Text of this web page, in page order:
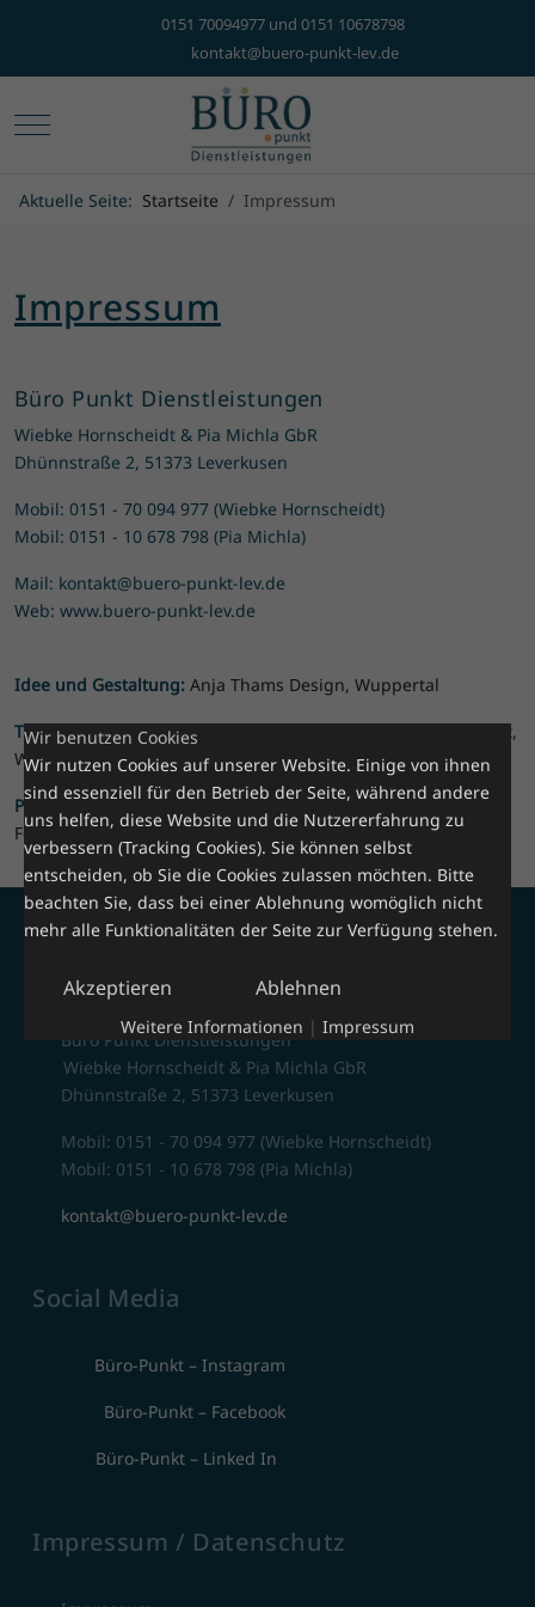
0151 70094977 und 0151 10678798
kontakt@buero-punkt-lev.de
Mobile Menu Toggle
Aktuelle Seite: Startseite Impressum
Impressum
Büro Punkt Dienstleistungen
Wiebke Hornscheidt & Pia Michla GbR
Dhünnstraße 2, 51373 Leverkusen
Mobil: 0151 - 70 094 977 (Wiebke Hornscheidt)
Mobil: 0151 - 10 678 798 (Pia Michla)
Mail: kontakt@buero-punkt-lev.de
Web: www.buero-punkt-lev.de
Idee und Gestaltung: Anja Thams Design, Wuppertal
Technische Umsetzung und Programmierung: Wolfgang Kraft,
Webdesign und Werbefotografie, Wuppertal
Portraitfotografien : Maria Holzweissig, Farbberatung und
Fotografie, Leichlingen (Rhld.)
Jetzt Kontakt aufnehmen
Büro Punkt Dienstleistungen
Wiebke Hornscheidt & Pia Michla GbR
Dhünnstraße 2, 51373 Leverkusen
Mobil: 0151 - 70 094 977 (Wiebke Hornscheidt)
Mobil: 0151 - 10 678 798 (Pia Michla)
kontakt@buero-punkt-lev.de
Social Media
Büro-Punkt – Instagram
Büro-Punkt – Facebook
Büro-Punkt – Linked In
Impressum / Datenschutz
Wir benutzen Cookies
Wir nutzen Cookies auf unserer Website. Einige von ihnen
sind essenziell für den Betrieb der Seite, während andere
uns helfen, diese Website und die Nutzererfahrung zu
verbessern (Tracking Cookies). Sie können selbst
entscheiden, ob Sie die Cookies zulassen möchten. Bitte
beachten Sie, dass bei einer Ablehnung womöglich nicht
mehr alle Funktionalitäten der Seite zur Verfügung stehen.
Akzeptieren Ablehnen
Weitere Informationen | Impressum